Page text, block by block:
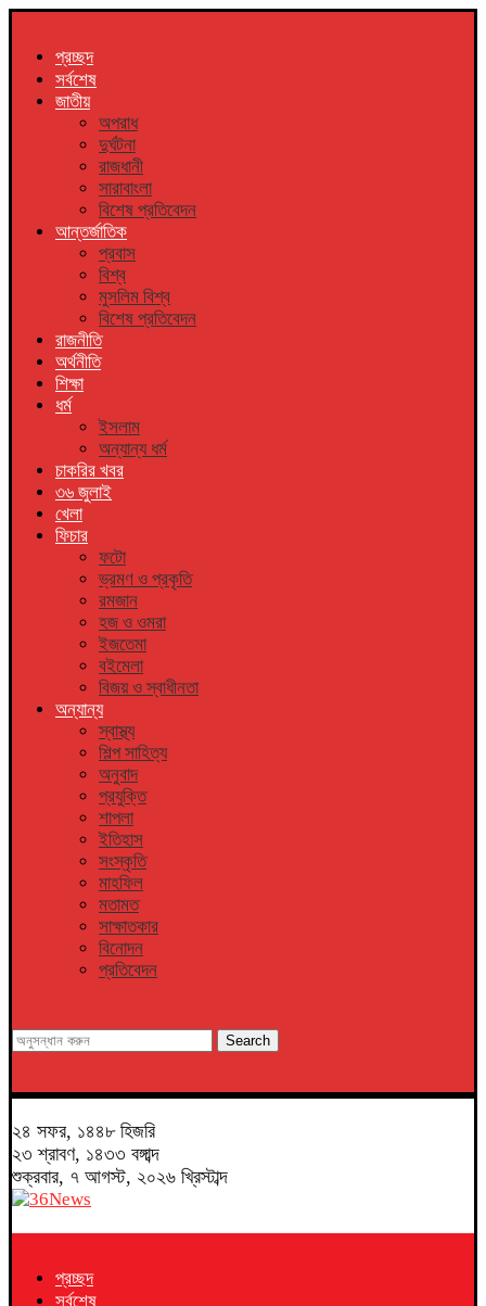
প্রচ্ছদ
সর্বশেষ
জাতীয়
অপরাধ
দুর্ঘটনা
রাজধানী
সারাবাংলা
বিশেষ প্রতিবেদন
আন্তর্জাতিক
প্রবাস
বিশ্ব
মুসলিম বিশ্ব
বিশেষ প্রতিবেদন
রাজনীতি
অর্থনীতি
শিক্ষা
ধর্ম
ইসলাম
অন্যান্য ধর্ম
চাকরির খবর
৩৬ জুলাই
খেলা
ফিচার
ফটো
ভ্রমণ ও প্রকৃতি
রমজান
হজ ও ওমরা
ইজতেমা
বইমেলা
বিজয় ও স্বাধীনতা
অন্যান্য
স্বাস্থ্য
শিল্প সাহিত্য
অনুবাদ
প্রযুক্তি
শাপলা
ইতিহাস
সংস্কৃতি
মাহফিল
মতামত
সাক্ষাতকার
বিনোদন
প্রতিবেদন
Search
২৪ সফর, ১৪৪৮ হিজরি
২৩ শ্রাবণ, ১৪৩৩ বঙ্গাব্দ
শুক্রবার, ৭ আগস্ট, ২০২৬ খ্রিস্টাব্দ
প্রচ্ছদ
সর্বশেষ